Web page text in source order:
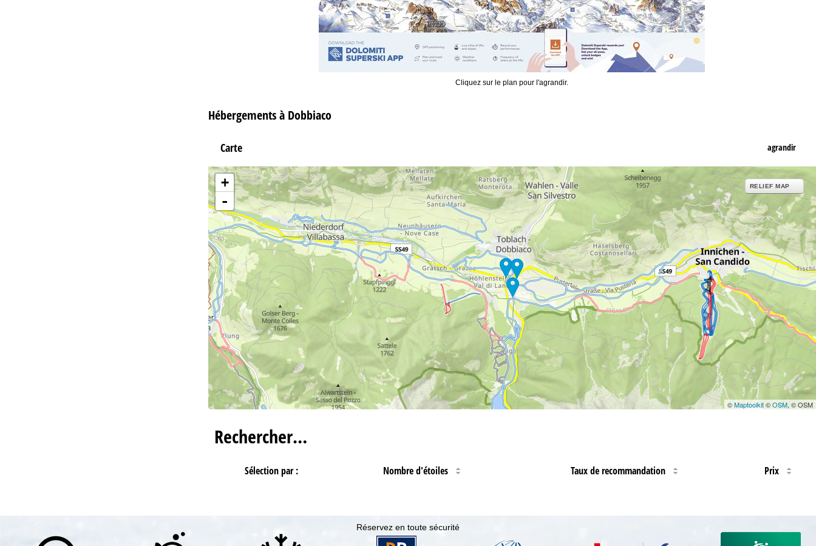
Cliquez sur le plan pour l'agrandir.
Hébergements à Dobbiaco
Carte agrandir
+
-
RELIEF MAP
©Maptoolkit©OSM, © OSM
Rechercher…
Sélection par : Nombre d'étoiles Taux de recommandation Prix
Réservez en toute sécurité